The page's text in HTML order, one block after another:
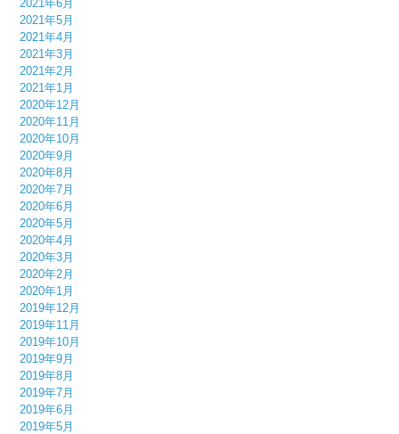
2021年6月
2021年5月
2021年4月
2021年3月
2021年2月
2021年1月
2020年12月
2020年11月
2020年10月
2020年9月
2020年8月
2020年7月
2020年6月
2020年5月
2020年4月
2020年3月
2020年2月
2020年1月
2019年12月
2019年11月
2019年10月
2019年9月
2019年8月
2019年7月
2019年6月
2019年5月